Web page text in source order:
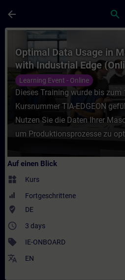
arrow_back search
Kurs - Optimal Data
Optimal Data Usage in
with Industrial Edge
Learning Event - Online
Dieses Training wurde bis zum
Kursnummer TIA-EDGEON
Nutzen Sie die Daten Ihrer
um Produktionsprozesse zu
Auf einen Blick
widgets Kurs
Fortgeschrittene
where_to_vote DE
access_time 3 days
sell IE-ONBOARD
translate EN